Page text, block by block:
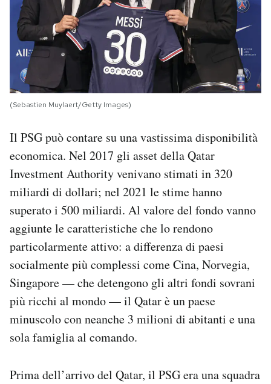
(Sebastien Muylaert/Getty Images)
Il PSG può contare su una vastissima disponibilità
economica. Nel 2017 gli asset della Qatar
Investment Authority venivano stimati in 320
miliardi di dollari; nel 2021 le stime hanno
superato i 500 miliardi. Al valore del fondo vanno
aggiunte le caratteristiche che lo rendono
particolarmente attivo: a differenza di paesi
socialmente più complessi come Cina, Norvegia,
Singapore — che detengono gli altri fondi sovrani
più ricchi al mondo — il Qatar è un paese
minuscolo con neanche 3 milioni di abitanti e una
sola famiglia al comando.
Prima dell’arrivo del Qatar, il PSG era una squadra